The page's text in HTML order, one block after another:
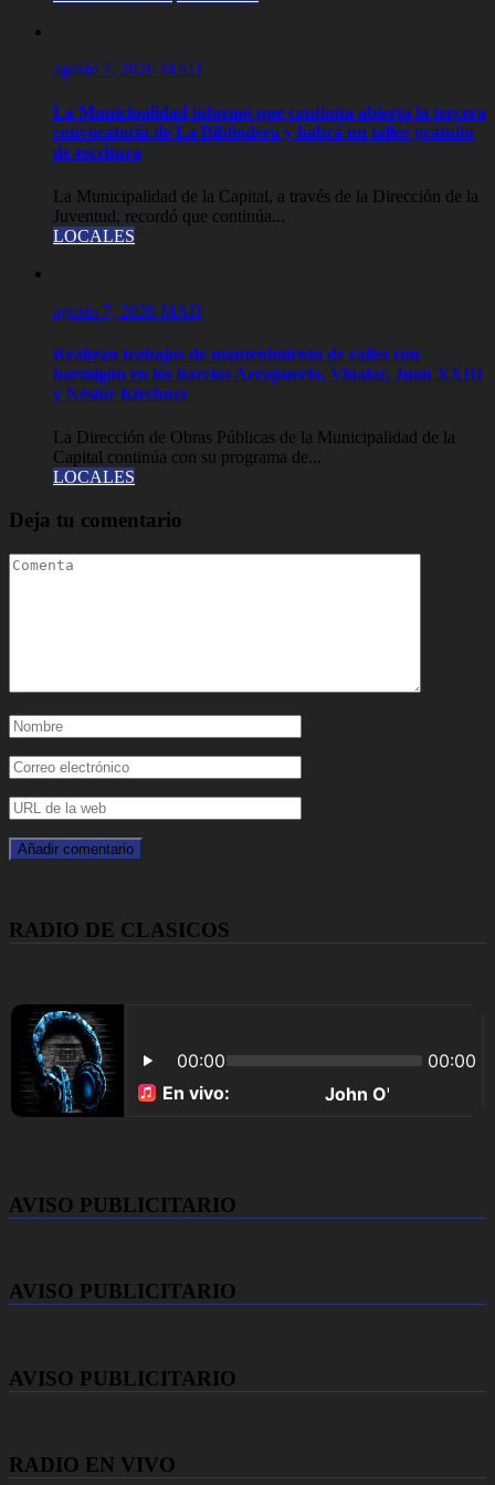
agosto 7, 2026 MAD
La Municipalidad informó que continúa abierta la tercera
convocatoria de La Bibliodera y habrá un taller gratuito
de escritura
La Municipalidad de la Capital, a través de la Dirección de la
Juventud, recordó que continúa...
LOCALES
agosto 7, 2026 MAD
Realizan trabajos de mantenimiento de calles con
hormigón en los barrios Aeropuerto, Vinalar, Juan XXIII
y Néstor Kirchner
La Dirección de Obras Públicas de la Municipalidad de la
Capital continúa con su programa de...
LOCALES
Deja tu comentario
RADIO DE CLASICOS
AVISO PUBLICITARIO
AVISO PUBLICITARIO
AVISO PUBLICITARIO
RADIO EN VIVO